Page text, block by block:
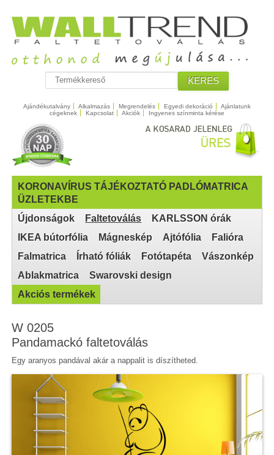
KERES
Ajándékutalvány Alkalmazás Megrendelés Egyedi dekoráció
Ajánlatunk
cégeknek
Kapcsolat Akciók Ingyenes színminta kérése
KORONAVÍRUS TÁJÉKOZTATÓ PADLÓMATRICA
ÜZLETEKBE
Újdonságok
Faltetoválás
KARLSSON órák
IKEA bútorfólia
Mágneskép Ajtófólia
Falióra
Falmatrica
Írható fóliák Fotótapéta
Vászonkép
Ablakmatrica
Swarovski design
Akciós termékek
W 0205
Pandamackó faltetoválás
Egy aranyos pandával akár a nappalit is díszítheted.